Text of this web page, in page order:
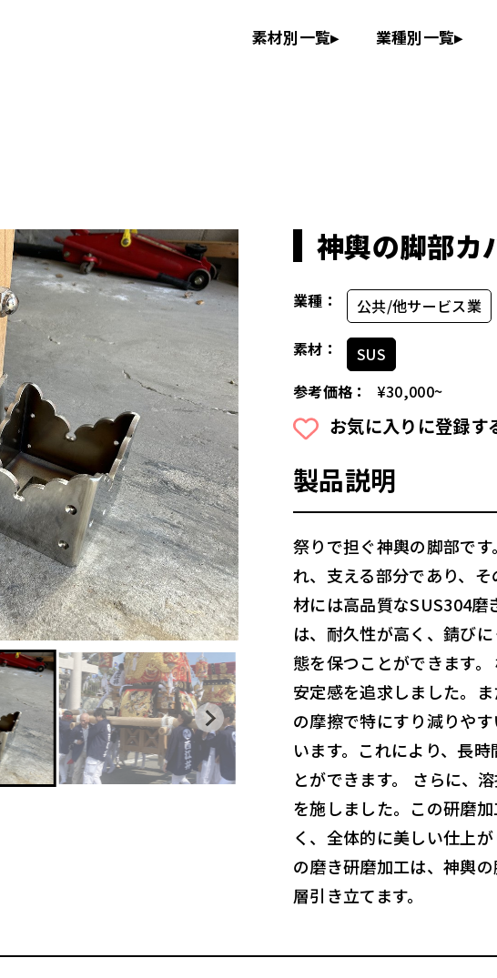
素材別一覧▸ 業種別一覧▸
神輿の脚部カ
業種：
公共/他サービス業
素材：
SUS
参考価格：
¥30,000~
お気に入りに登録す
製品説明
祭りで担ぐ神輿の脚部で
れ、支える部分であり、
材には高品質なSUS304磨
は、耐久性が高く、錆び
態を保つことができます
安定感を追求しました。
の摩擦で特にすり減りや
います。これにより、長
とができます。 さらに、
を施しました。この研磨
く、全体的に美しい仕上
の磨き研磨加工は、神輿
層引き立てます。